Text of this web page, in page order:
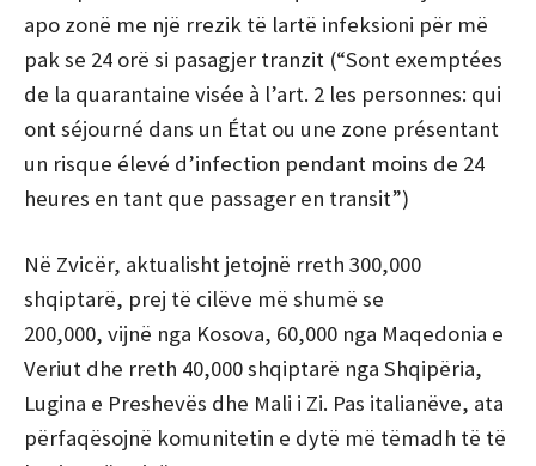
apo zonë me një rrezik të lartë infeksioni për më
pak se 24 orë si pasagjer tranzit (“Sont exemptées
de la quarantaine visée à l’art. 2 les personnes: qui
ont séjourné dans un État ou une zone présentant
un risque élevé d’infection pendant moins de 24
heures en tant que passager en transit”)
Në Zvicër, aktualisht jetojnë rreth 300,000
shqiptarë, prej të cilëve më shumë se
200,000, vijnë nga Kosova, 60,000 nga Maqedonia e
Veriut dhe rreth 40,000 shqiptarë nga Shqipëria,
Lugina e Preshevës dhe Mali i Zi. Pas italianëve, ata
përfaqësojnë komunitetin e dytë më tëmadh të të